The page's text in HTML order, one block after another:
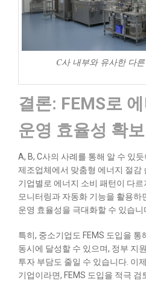
C사 내부와 유사한 다
결론: FEMS로
운영 효율성 확보
A, B, C사의 사례를 통해 알 수 있
제조업체에서 맞춤형 에너지 절감
기업별로 에너지 소비 패턴이 다르
모니터링과 자동화 기능을 활용하
운영 효율성을 극대화할 수 있습니
특히, 중소기업도 FEMS 도입을
동시에 달성할 수 있으며, 정부 지
투자 부담도 줄일 수 있습니다. 이
기업이라면, FEMS 도입을 적극